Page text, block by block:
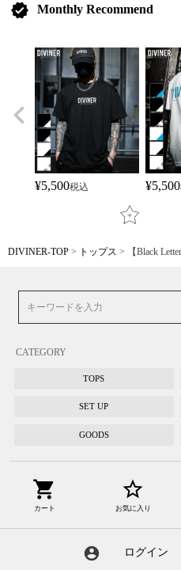
verified Monthly Recommend
¥5,500税込 ¥5,500
DIVINER-TOP トップス 【Black
CATEGORY
TOPS
SET UP
GOODS
shopping_cart
カート
star_border
お気に入り
account_circle ログイン